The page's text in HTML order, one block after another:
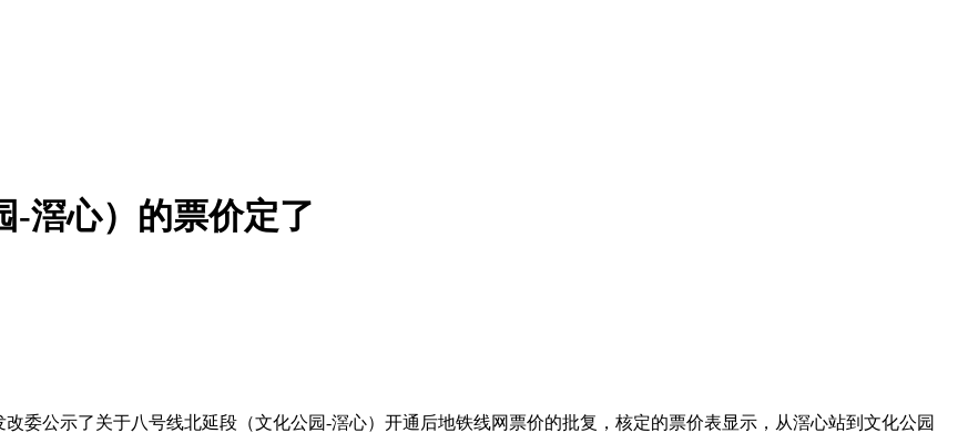
-滘心）的票价定了
委公示了关于八号线北延段（文化公园-滘心）开通后地铁线网票价的批复，核定的票价表显示，从滘心站到文化公园